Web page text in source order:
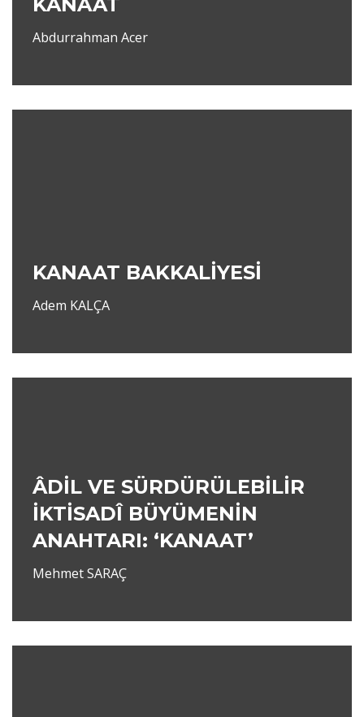
Abdurrahman Acer
KANAAT BAKKALİYESİ
Adem KALÇA
ÂDİL VE SÜRDÜRÜLEBİLİR
İKTİSADÎ BÜYÜMENİN
ANAHTARI: ‘KANAAT’
Mehmet SARAÇ